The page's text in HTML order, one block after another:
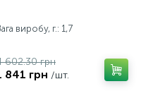
виробу, г.: 1,7
602.30 грн
841 грн /шт.